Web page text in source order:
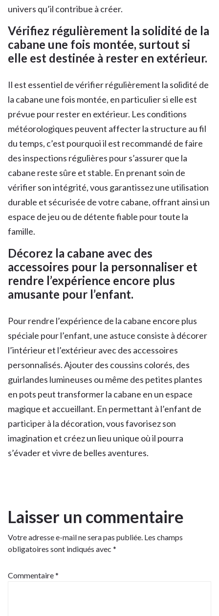
univers qu’il contribue à créer.
Vérifiez régulièrement la solidité de la
cabane une fois montée, surtout si
elle est destinée à rester en extérieur.
Il est essentiel de vérifier régulièrement la solidité de
la cabane une fois montée, en particulier si elle est
prévue pour rester en extérieur. Les conditions
météorologiques peuvent affecter la structure au fil
du temps, c’est pourquoi il est recommandé de faire
des inspections régulières pour s’assurer que la
cabane reste sûre et stable. En prenant soin de
vérifier son intégrité, vous garantissez une utilisation
durable et sécurisée de votre cabane, offrant ainsi un
espace de jeu ou de détente fiable pour toute la
famille.
Décorez la cabane avec des
accessoires pour la personnaliser et
rendre l’expérience encore plus
amusante pour l’enfant.
Pour rendre l’expérience de la cabane encore plus
spéciale pour l’enfant, une astuce consiste à décorer
l’intérieur et l’extérieur avec des accessoires
personnalisés. Ajouter des coussins colorés, des
guirlandes lumineuses ou même des petites plantes
en pots peut transformer la cabane en un espace
magique et accueillant. En permettant à l’enfant de
participer à la décoration, vous favorisez son
imagination et créez un lieu unique où il pourra
s’évader et vivre de belles aventures.
Laisser un commentaire
Votre adresse e-mail ne sera pas publiée. Les champs
obligatoires sont indiqués avec *
Commentaire*